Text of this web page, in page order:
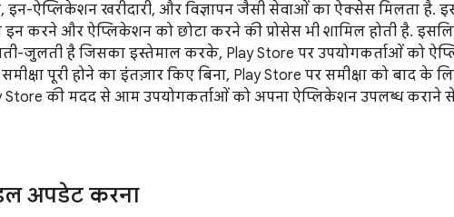
ऐप्लिकेशन खरीदारी, और विज्ञापन जैसी सेवाओं का ऐक्सेस मिलता है.
इन करने और ऐप्लिकेशन को छोटा करने की प्रोसेस भी शामिल होती है.
जुलती है जिसका इस्तेमाल करके, Play Store पर उपयोगकर्ताओं को
पूरी होने का इंतज़ार किए बिना, Play Store पर समीक्षा को बाद के
Store की मदद से आम उपयोगकर्ताओं को अपना ऐप्लिकेशन उपलब्ध कराने
अपडेट करना